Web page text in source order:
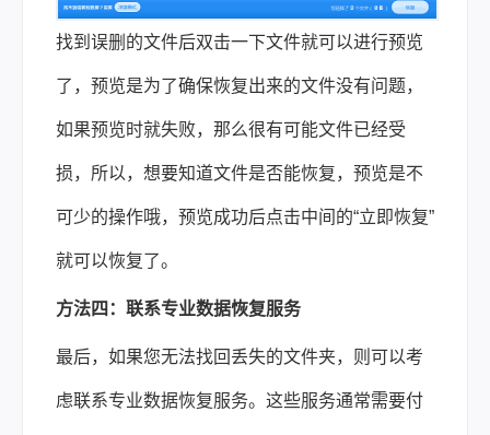
找到误删的文件后双击一下文件就可以进行预览
了，预览是为了确保恢复出来的文件没有问题，
如果预览时就失败，那么很有可能文件已经受
损，所以，想要知道文件是否能恢复，预览是不
可少的操作哦，预览成功后点击中间的“立即恢复”
就可以恢复了。
方法四：联系专业数据恢复服务
最后，如果您无法找回丢失的文件夹，则可以考
虑联系专业数据恢复服务。这些服务通常需要付